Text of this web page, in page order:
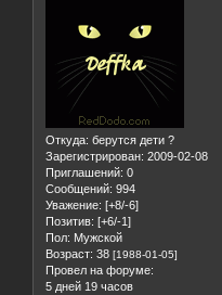
Откуда: берутся дети ?
Зарегистрирован: 2009-02-08
Приглашений: 0
Сообщений: 994
Уважение: [+8/-6]
Позитив: [+6/-1]
Пол: Мужской
Возраст: 38 [1988-01-05]
Провел на форуме:
5 дней 19 часов